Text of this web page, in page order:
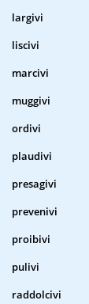
largivi
liscivi
marcivi
muggivi
ordivi
plaudivi
presagivi
prevenivi
proibivi
pulivi
raddolcivi